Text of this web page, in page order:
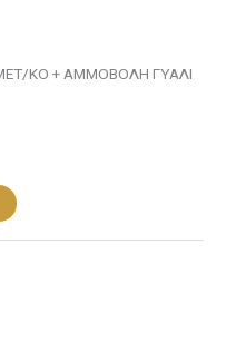
ΚΟ + ΑΜΜΟΒΟΛΗ ΓΥΑΛΙ